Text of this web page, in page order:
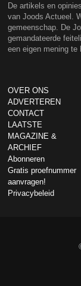
De artikels en
van Joods Actueel.
gemeenschap. De
gemandateerde
een eigen mening te
OVER ONS
ADVERTEREN
CONTACT
LAATSTE
MAGAZINE &
ARCHIEF
Abonneren
Gratis proefnummer
aanvragen!
Privacybeleid